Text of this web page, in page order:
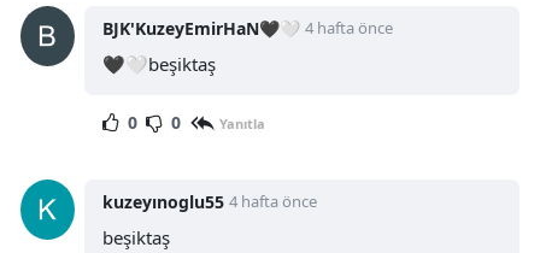
BJK'KuzeyEmirHaN🖤🤍 4 hafta önce
🖤🤍beşiktaş
0 0 Yanıtla
kuzeyınoglu55 4 hafta önce
beşiktaş